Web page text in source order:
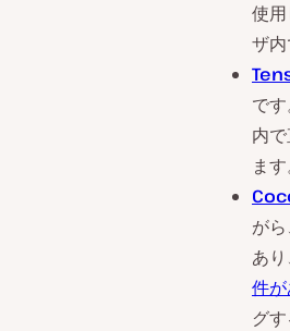
使
ザ
で
内
ます
が
あ
件
グす